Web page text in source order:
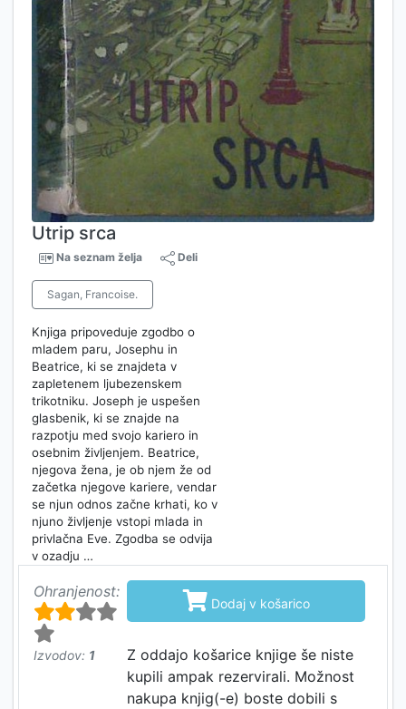
Utrip srca
Na seznam želja Deli
Sagan, Francoise.
Knjiga pripoveduje zgodbo o
mladem paru, Josephu in
Beatrice, ki se znajdeta v
zapletenem ljubezenskem
trikotniku. Joseph je uspešen
glasbenik, ki se znajde na
razpotju med svojo kariero in
osebnim življenjem. Beatrice,
njegova žena, je ob njem že od
začetka njegove kariere, vendar
se njun odnos začne krhati, ko v
njuno življenje vstopi mlada in
privlačna Eve. Zgodba se odvija
v ozadju …
Ohranjenost:
Izvodov: 1
 Dodaj v košarico
Z oddajo košarice knjige še niste
kupili ampak rezervirali. Možnost
nakupa knjig(-e) boste dobili s